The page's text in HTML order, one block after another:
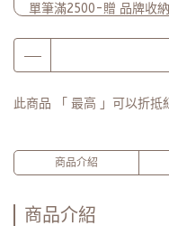
單筆滿2500-贈 品牌收
品牌2週年PARTY單筆
量有限送完為止)
此商品 「 最高 」可以折抵
商品介紹
商品介紹